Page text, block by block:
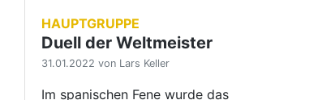
VERBAND
Präsidiumsbeschlüsse zu LMs